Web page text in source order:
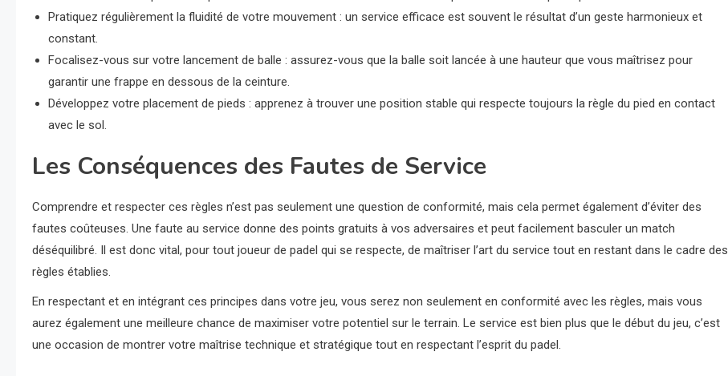
Pratiquez régulièrement la fluidité de votre mouvement : un service efficace est souvent le résultat d’un geste harmonieux et
constant.
Focalisez-vous sur votre lancement de balle : assurez-vous que la balle soit lancée à une hauteur que vous maîtrisez pour
garantir une frappe en dessous de la ceinture.
Développez votre placement de pieds : apprenez à trouver une position stable qui respecte toujours la règle du pied en contact
avec le sol.
Les Conséquences des Fautes de Service
Comprendre et respecter ces règles n’est pas seulement une question de conformité, mais cela permet également d’éviter des
fautes coûteuses. Une faute au service donne des points gratuits à vos adversaires et peut facilement basculer un match
déséquilibré. Il est donc vital, pour tout joueur de padel qui se respecte, de maîtriser l’art du service tout en restant dans le cadre des
règles établies.
En respectant et en intégrant ces principes dans votre jeu, vous serez non seulement en conformité avec les règles, mais vous
aurez également une meilleure chance de maximiser votre potentiel sur le terrain. Le service est bien plus que le début du jeu, c’est
une occasion de montrer votre maîtrise technique et stratégique tout en respectant l’esprit du padel.